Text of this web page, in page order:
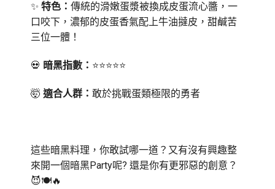
✨ 特色： 傳統的滑嫩蛋漿被換成皮蛋流心醬，一
口咬下，濃郁的皮蛋香氣配上牛油撻皮，甜鹹苦
三位一體！
💀 暗黑指數： ⭐⭐⭐⭐⭐
🤯 適合人群： 敢於挑戰蛋類極限的勇者
這些暗黑料理，你敢試哪一道？又有沒有興趣整
來開一個暗黑Party呢? 還是你有更邪惡的創意？
😈🍽️🔥